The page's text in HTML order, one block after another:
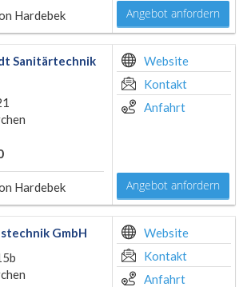
Hardebek Angebot anfordern
Sanitärtechnik
Hardebek
Website
Kontakt
Anfahrt
Angebot anfordern
GmbH
Website
Kontakt
Anfahrt